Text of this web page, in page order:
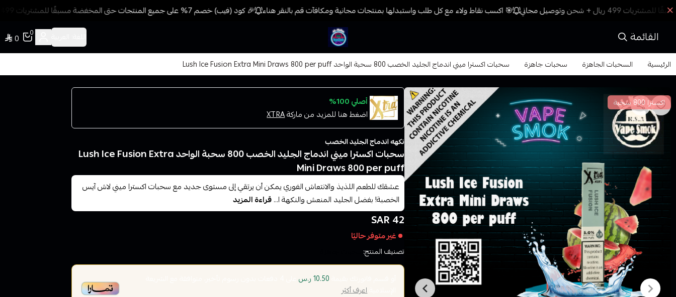
🎯 اكسب نقاط ولاء مع كل طلب واستبدلها بمنتجات مجانية ومكافآت قم بالنقر هناء 🎉 كود (فيب) خصم 7% على جميع المنتجات حتى المخفضة مسبقًا للمشتريات 499 ريال + شحن وتوصيل مجاني
القائمة فيب المدينة
0
0
الرئيسية السحبات الجاهزة سحبات جاهزة سحبات اكسترا ميني اندماج الجليد الخصب 800 سحبة الواحد Lush Ice Fusion Extra Mini Draws 800 per puff
اكسترا 800 سحبة
أصلي 100%
اضغط هنا للمزيد من ماركةXTRA
نكهه اندماج الجليد الخصب
سحبات اكسترا ميني اندماج الجليد الخصب 800 سحبة الواحد Lush Ice Fusion Extra
Mini Draws 800 per puff
عشقك للطعم اللذيذ والانتعاش الفوري يمكن أن يرتقي إلى مستوى جديد مع سحبات اكسترا ميني لاش آيس
الخصبة! بفضل الجليد المنعش والنكهة ا...قراءة المزيد
42 SAR
غير متوفر حاليًا
تصنيف المنتج:
10.50 ر.س على
الإسلاميةاعرف أكثر